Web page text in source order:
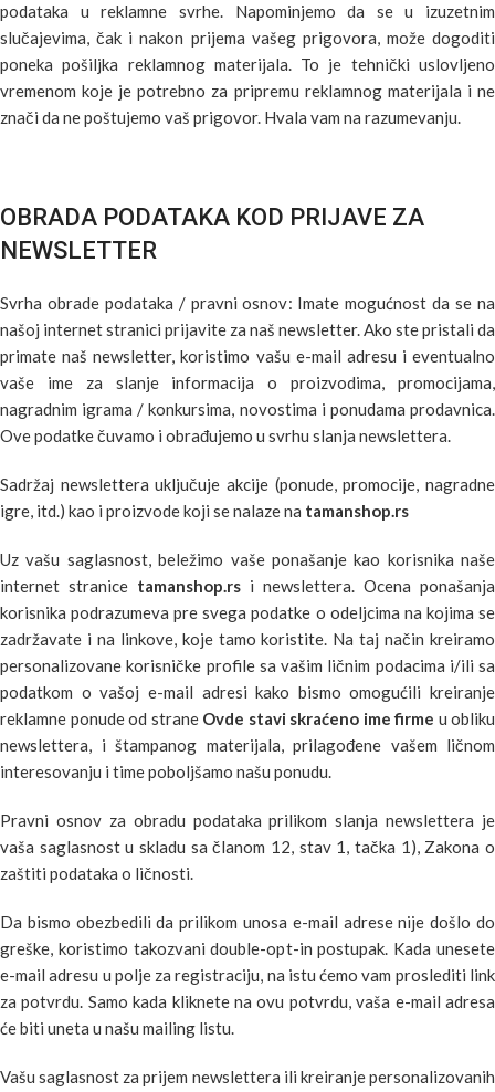
podataka u reklamne svrhe. Napominjemo da se u izuzetnim
slučajevima, čak i nakon prijema vašeg prigovora, može dogoditi
poneka pošiljka reklamnog materijala. To je tehnički uslovljeno
vremenom koje je potrebno za pripremu reklamnog materijala i ne
znači da ne poštujemo vaš prigovor. Hvala vam na razumevanju.
OBRADA PODATAKA KOD PRIJAVE ZA
NEWSLETTER
Svrha obrade podataka / pravni osnov: Imate mogućnost da se na
našoj internet stranici prijavite za naš newsletter. Ako ste pristali da
primate naš newsletter, koristimo vašu e-mail adresu i eventualno
vaše ime za slanje informacija o proizvodima, promocijama,
nagradnim igrama / konkursima, novostima i ponudama prodavnica.
Ove podatke čuvamo i obrađujemo u svrhu slanja newslettera.
Sadržaj newslettera uključuje akcije (ponude, promocije, nagradne
igre, itd.) kao i proizvode koji se nalaze na tamanshop.rs
Uz vašu saglasnost, beležimo vaše ponašanje kao korisnika naše
internet stranice tamanshop.rs i newslettera. Ocena ponašanja
korisnika podrazumeva pre svega podatke o odeljcima na kojima se
zadržavate i na linkove, koje tamo koristite. Na taj način kreiramo
personalizovane korisničke profile sa vašim ličnim podacima i/ili sa
podatkom o vašoj e-mail adresi kako bismo omogućili kreiranje
reklamne ponude od strane Ovde stavi skraćeno ime firme u obliku
newslettera, i štampanog materijala, prilagođene vašem ličnom
interesovanju i time poboljšamo našu ponudu.
Pravni osnov za obradu podataka prilikom slanja newslettera je
vaša saglasnost u skladu sa članom 12, stav 1, tačka 1), Zakona o
zaštiti podataka o ličnosti.
Da bismo obezbedili da prilikom unosa e-mail adrese nije došlo do
greške, koristimo takozvani double-opt-in postupak. Kada unesete
e-mail adresu u polje za registraciju, na istu ćemo vam proslediti link
za potvrdu. Samo kada kliknete na ovu potvrdu, vaša e-mail adresa
će biti uneta u našu mailing listu.
Vašu saglasnost za prijem newslettera ili kreiranje personalizovanih